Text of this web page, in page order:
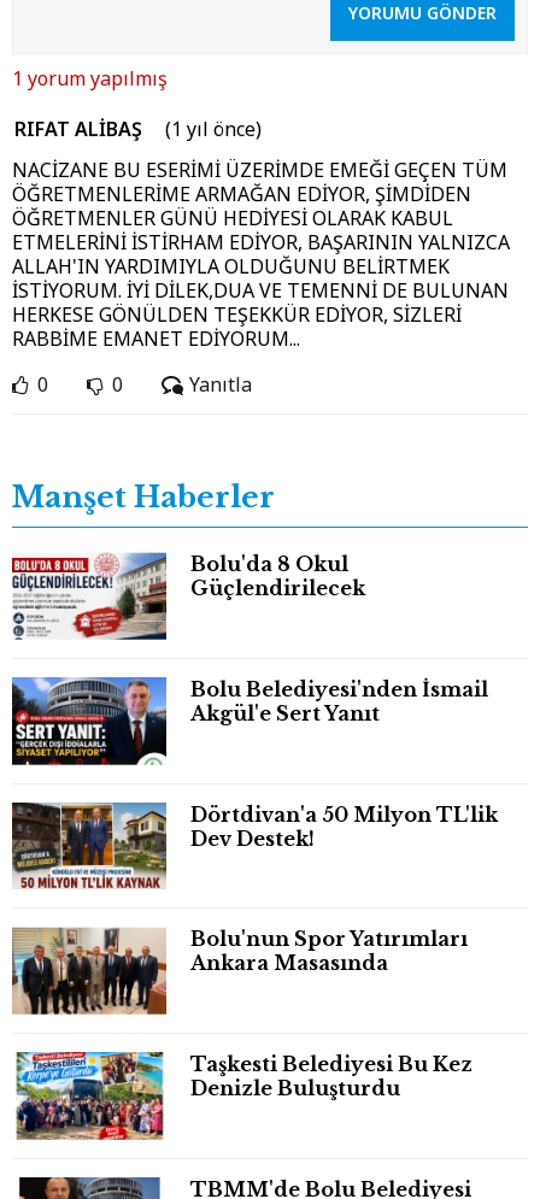
YORUMU GÖNDER
1 yorum yapılmış
RIFAT ALİBAŞ
(1 yıl önce)
NACİZANE BU ESERİMİ ÜZERİMDE EMEĞİ GEÇEN TÜM
ÖĞRETMENLERİME ARMAĞAN EDİYOR, ŞİMDİDEN
ÖĞRETMENLER GÜNÜ HEDİYESİ OLARAK KABUL
ETMELERİNİ İSTİRHAM EDİYOR, BAŞARININ YALNIZCA
ALLAH'IN YARDIMIYLA OLDUĞUNU BELİRTMEK
İSTİYORUM. İYİ DİLEK,DUA VE TEMENNİ DE BULUNAN
HERKESE GÖNÜLDEN TEŞEKKÜR EDİYOR, SİZLERİ
RABBİME EMANET EDİYORUM...
0
0 Yanıtla
Manşet Haberler
Bolu'da 8 Okul
Güçlendirilecek
Bolu Belediyesi'nden İsmail
Akgül'e Sert Yanıt
Dörtdivan'a 50 Milyon TL'lik
Dev Destek!
Bolu'nun Spor Yatırımları
Ankara Masasında
Taşkesti Belediyesi Bu Kez
Denizle Buluşturdu
TBMM'de Bolu Belediyesi